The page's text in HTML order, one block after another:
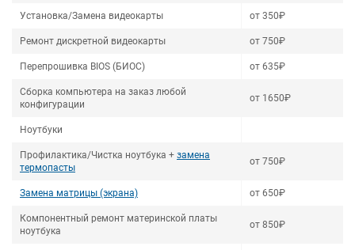
Установка/Замена видеокарты от 350₽
Ремонт дискретной видеокарты от 750₽
Перепрошивка BIOS (БИОС) от 635₽
Сборка компьютера на заказ любой
конфигурации
от 1650₽
Ноутбуки
Профилактика/Чистка ноутбука + замена
термопасты
от 750₽
Замена матрицы (экрана) от 650₽
Компонентный ремонт материнской платы
ноутбука
от 850₽